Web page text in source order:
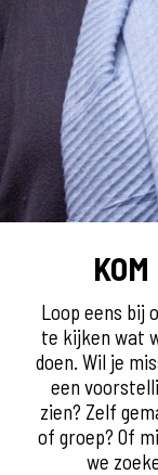
Loop eens bij
te kijken wat
doen. Wil je
een
zien? Zelf
of groep? Of
we